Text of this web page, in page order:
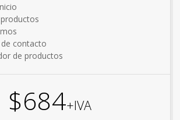
contacto
de productos
$684+IVA